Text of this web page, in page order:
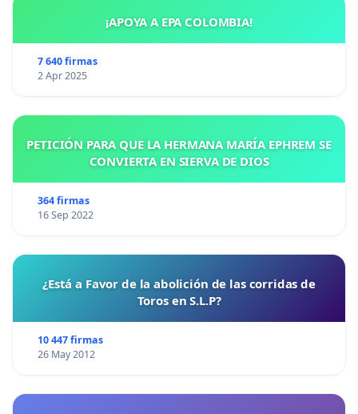
¡APOYA A EPA COLOMBIA!
7 640 firmas
2 Apr 2025
PETICIÓN PARA QUE LA HERMANA MARÍA EPHREM SE
CONVIERTA EN SIERVA DE DIOS
364 firmas
16 Sep 2022
¿Está a Favor de la abolición de las corridas de
Toros en S.L.P?
10 447 firmas
26 May 2012